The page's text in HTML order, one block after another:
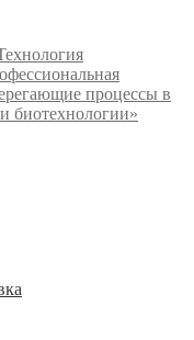
процессы в
биотехнологии»